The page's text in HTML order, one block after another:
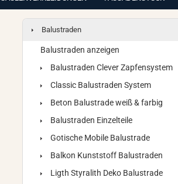
Balustraden
Balustraden anzeigen
Balustraden Clever Zapfensystem
Classic Balustraden System
Beton Balustrade weiß & farbig
Balustraden Einzelteile
Gotische Mobile Balustrade
Balkon Kunststoff Balustraden
Ligth Styralith Deko Balustrade